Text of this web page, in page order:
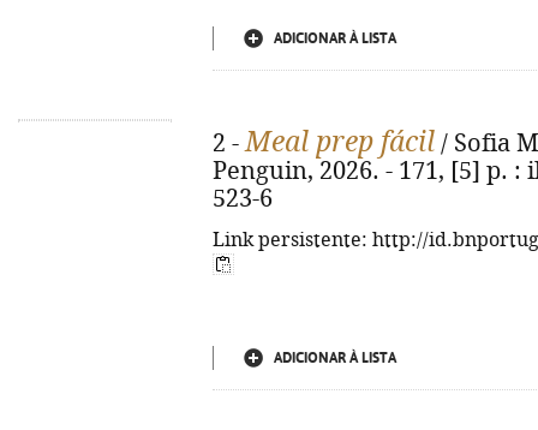
ADICIONAR À LISTA
2 -Meal prep fácil / Sofia
Penguin, 2026. - 171, [5] p. :
523-6
Link persistente: http://
ADICIONAR À LISTA